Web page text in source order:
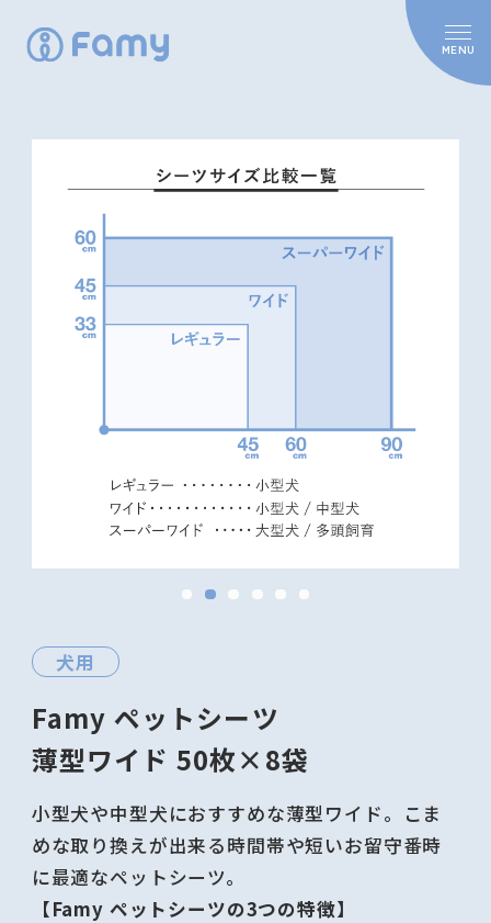
MENU
CONCEPT
ACTION
Famy Chain
NEWS
プライバシーポリシー
会社概要
Amazon
Yahoo!
犬用
Famy ペットシーツ
薄型ワイド 50枚×8袋
小型犬や中型犬におすすめな薄型ワイド。こま
めな取り換えが出来る時間帯や短いお留守番時
に最適なペットシーツ。
【Famy ペットシーツの3つの特徴】